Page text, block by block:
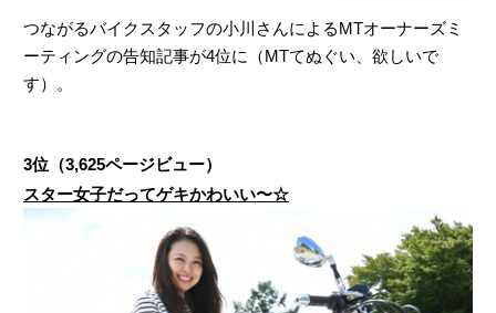
つながるバイクスタッフの小川さんによるMTオーナーズミ
ーティングの告知記事が4位に（MTてぬぐい、欲しいで
す）。
3位（3,625ページビュー）
スター女子だってゲキかわいい〜☆